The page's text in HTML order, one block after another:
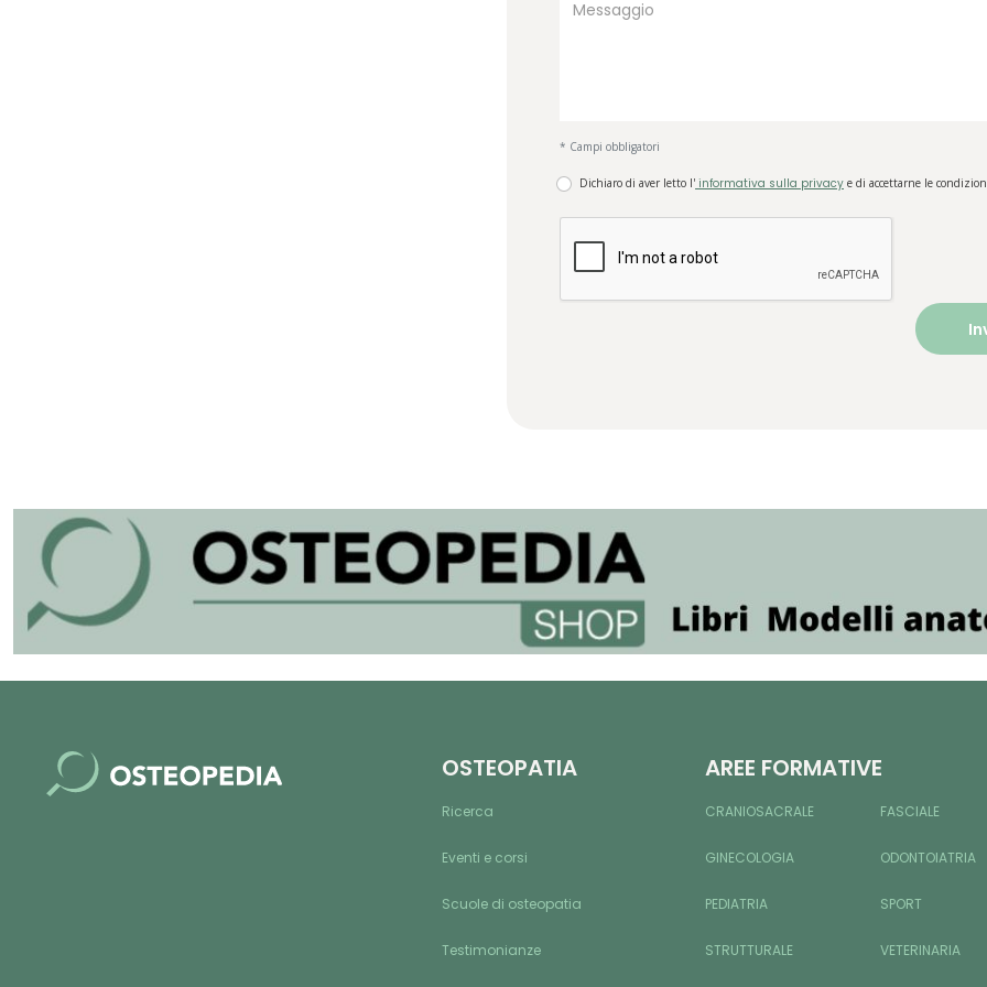
* Campi obbligatori
Dichiaro di aver letto l' informativa sulla privacy e di accettarne le
OSTEOPATIA
Ricerca
Eventi e corsi
Scuole di osteopatia
Testimonianze
AREE FORMATIVE
CRANIOSACRALE FASCIALE
GINECOLOGIA ODONTOIATRIA
PEDIATRIA SPORT
STRUTTURALE VETERINARIA